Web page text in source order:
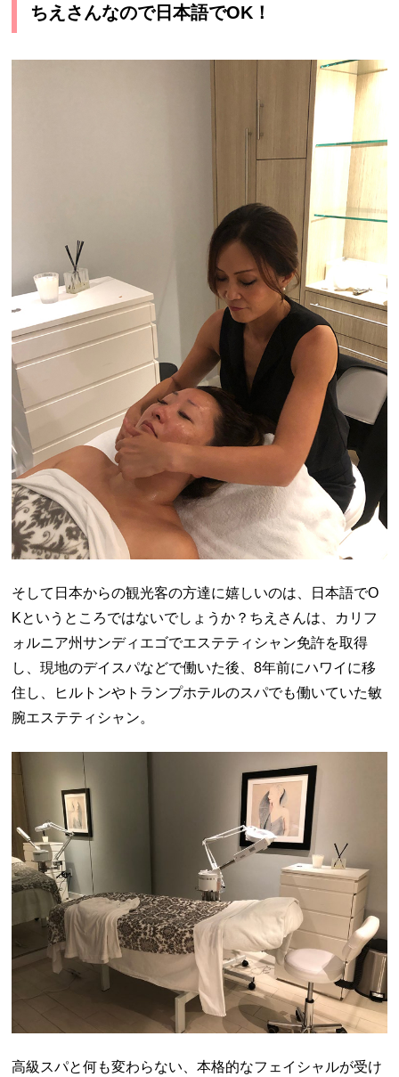
ちえさんなので日本語でOK！
そして日本からの観光客の方達に嬉しいのは、日本語でO
Kというところではないでしょうか？ちえさんは、カリフ
ォルニア州サンディエゴでエステティシャン免許を取得
し、現地のデイスパなどで働いた後、8年前にハワイに移
住し、ヒルトンやトランプホテルのスパでも働いていた敏
腕エステティシャン。
高級スパと何も変わらない、本格的なフェイシャルが受け